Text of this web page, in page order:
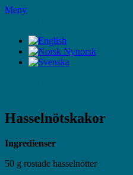
Hoppa
Meny
Hasselnötskakor
Ingredienser
50 g rostade hasselnötter